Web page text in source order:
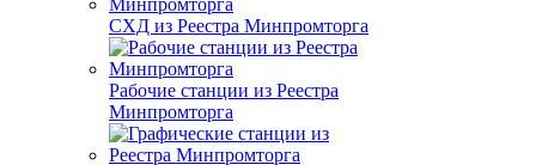
СХД из Реестра Минпромторга
Рабочие станции из Реестра
Минпромторга